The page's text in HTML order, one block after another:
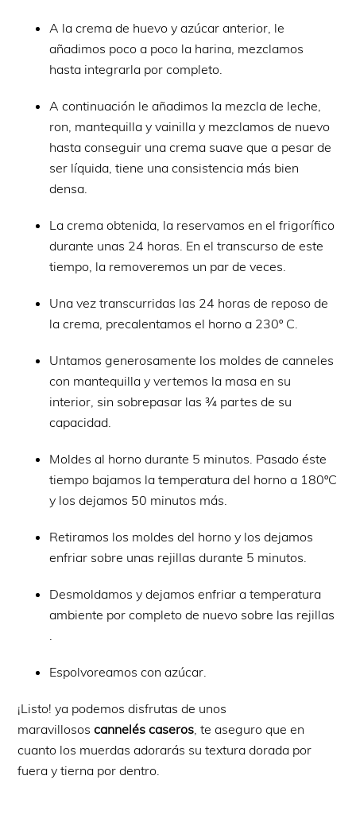
A la crema de huevo y azúcar anterior, le
añadimos poco a poco la harina, mezclamos
hasta integrarla por completo.
A continuación le añadimos la mezcla de leche,
ron, mantequilla y vainilla y mezclamos de nuevo
hasta conseguir una crema suave que a pesar de
ser líquida, tiene una consistencia más bien
densa.
La crema obtenida, la reservamos en el frigorífico
durante unas 24 horas. En el transcurso de este
tiempo, la removeremos un par de veces.
Una vez transcurridas las 24 horas de reposo de
la crema, precalentamos el horno a 230º C.
Untamos generosamente los moldes de canneles
con mantequilla y vertemos la masa en su
interior, sin sobrepasar las ¾ partes de su
capacidad.
Moldes al horno durante 5 minutos. Pasado éste
tiempo bajamos la temperatura del horno a 180ºC
y los dejamos 50 minutos más.
Retiramos los moldes del horno y los dejamos
enfriar sobre unas rejillas durante 5 minutos.
Desmoldamos y dejamos enfriar a temperatura
ambiente por completo de nuevo sobre las rejillas
Espolvoreamos con azúcar.
¡Listo! ya podemos disfrutas de unos
maravillososcannelés caseros , te aseguro que en
cuanto los muerdas adorarás su textura dorada por
fuera y tierna por dentro.